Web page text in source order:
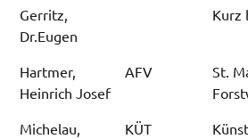
Gerritz,
Dr.Eugen
Kurz
Hartmer,
Heinrich Josef
AFV
St.
Michelau,
KÜT